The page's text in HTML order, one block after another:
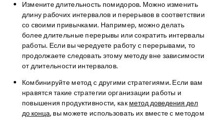
Измените длительность помидоров. Можно изменить
длину рабочих интервалов и перерывов в соответствии
со своими привычками. Например, можно делать
более длительные перерывы или сократить интервалы
работы. Если вы чередуете работу с перерывами, то
продолжаете следовать этому методу вне зависимости
от длительности интервалов.
Комбинируйте метод с другими стратегиями. Если вам
нравятся такие стратегии организации работы и
повышения продуктивности, как метод доведения дел
до конца, вы можете использовать их вместе с методом